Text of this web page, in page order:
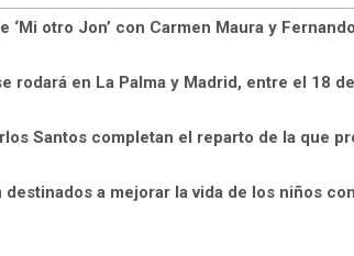
‘Mi otro Jon’ con Carmen Maura y
rodará en La Palma y Madrid, entre el 18
Santos completan el reparto de la que
a mejorar la vida de los niños